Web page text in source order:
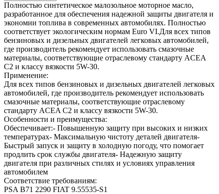
Полностью синтетическое малозольное моторное масло,
разработанное для обеспечения надежной защиты двигателя и
экономии топлива в современных автомобилях. Полностью
соответствует экологическим нормам Euro VI.Для всех типов
бензиновых и дизельных двигателей легковых автомобилей,
где производитель рекомендует использовать смазочные
материалы, соответствующие отраслевому стандарту ACEA
C2 и классу вязкости 5W-30.
Применение:
Для всех типов бензиновых и дизельных двигателей легковых
автомобилей, где производитель рекомендует использовать
смазочные материалы, соответствующие отраслевому
стандарту ACEA C2 и классу вязкости 5W-30.
Особенности и преимущества:
Обеспечивает:- Повышенную защиту при высоких и низких
температурах- Максимальную чистоту деталей двигателя-
Быстрый запуск и защиту в холодную погоду, что помогает
продлить срок службы двигателя- Надежную защиту
двигателя при различных стилях и условиях управления
автомобилем
Соответствие требованиям:
PSA B71 2290 FIAT 9.55535-S1